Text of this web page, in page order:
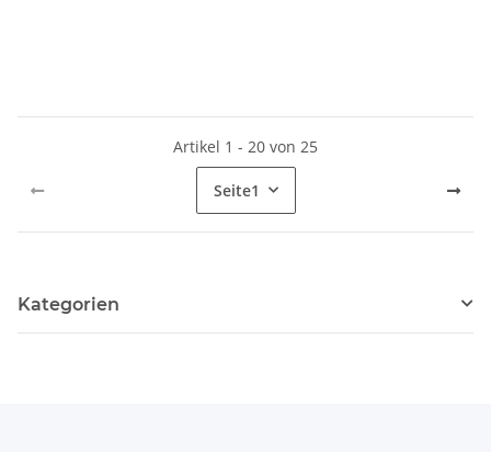
Artikel 1 - 20 von 25
Seite1
Kategorien